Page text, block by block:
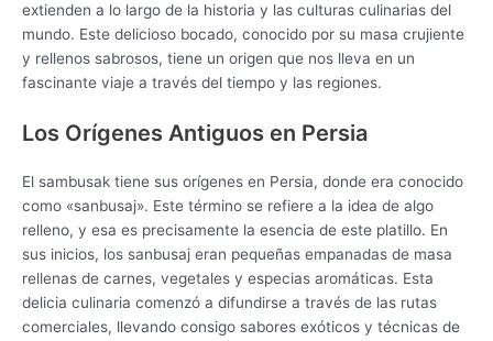
extienden a lo largo de la historia y las culturas culinarias del
mundo. Este delicioso bocado, conocido por su masa crujiente
y rellenos sabrosos, tiene un origen que nos lleva en un
fascinante viaje a través del tiempo y las regiones.
Los Orígenes Antiguos en Persia
El sambusak tiene sus orígenes en Persia, donde era conocido
como «sanbusaj». Este término se refiere a la idea de algo
relleno, y esa es precisamente la esencia de este platillo. En
sus inicios, los sanbusaj eran pequeñas empanadas de masa
rellenas de carnes, vegetales y especias aromáticas. Esta
delicia culinaria comenzó a difundirse a través de las rutas
comerciales, llevando consigo sabores exóticos y técnicas de